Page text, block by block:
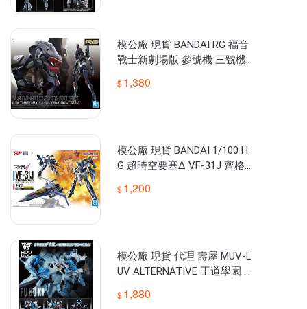
模公廠 現貨 BANDAI RG 福音
戰士新劇場版 參號機 三號機
1,380
模公廠 現貨 BANDAI 1/100 H
G 超時空要塞Δ VF-31J 齊格
1,200
模公廠 現貨 代理 壽屋 MUV-L
UV ALTERNATIVE 王道學園 吹
1,880